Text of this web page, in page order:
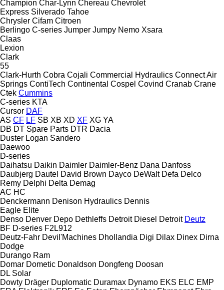
Champion Char-Lynn Chereau Chevrolet
Express Silverado Tahoe
Chrysler Cifam Citroen
Berlingo C-series Jumper Jumpy Nemo Xsara
Claas
Lexion
Clark
55
Clark-Hurth Cobra Cojali Commercial Hydraulics Connect Air
Springs ContiTech Continental Cospel Covind Cranab Crane
Ctek Cummins
C-series KTA
Cursor DAF
AS CF LF SB XB XD XF XG YA
DB DT Spare Parts DTR Dacia
Duster Logan Sandero
Daewoo
D-series
Daihatsu Daikin Daimler Daimler-Benz Dana Danfoss
Daubjerg Dautel David Brown Dayco DeWalt Defa Delco
Remy Delphi Delta Demag
AC HC
Denckermann Denison Hydraulics Dennis
Eagle Elite
Denso Denver Depo Dethleffs Detroit Diesel Detroit Deutz
BF D-series F2L912
Deutz-Fahr Devil'Machines Dhollandia Digi Dilax Dinex Dirna
Dodge
Durango Ram
Domar Dometic Donaldson Dongfeng Doosan
DL Solar
Dowty Dräger Duplomatic Duramax Dynamo EKS ELC EMP